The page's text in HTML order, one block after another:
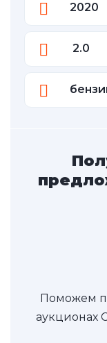
2020
2.0
Поможем
аукционах